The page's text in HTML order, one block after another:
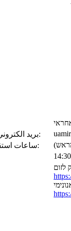
بريد الكتروني:
ساعات استقبال:
לזום